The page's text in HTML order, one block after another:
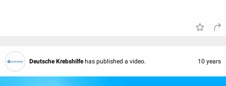
Deutsche Krebshilfe has published a video. 10 years